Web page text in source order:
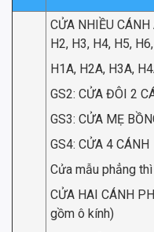
CỬA NHIỀU
H2, H3, H4, H5,
H1A, H2A, H3A,
GS2: CỬA ĐÔI 2
GS3: CỬA MẸ
GS4: CỬA 4 CÁNH
Cửa mẫu phẳng
CỬA HAI CÁNH
gồm ô kính)